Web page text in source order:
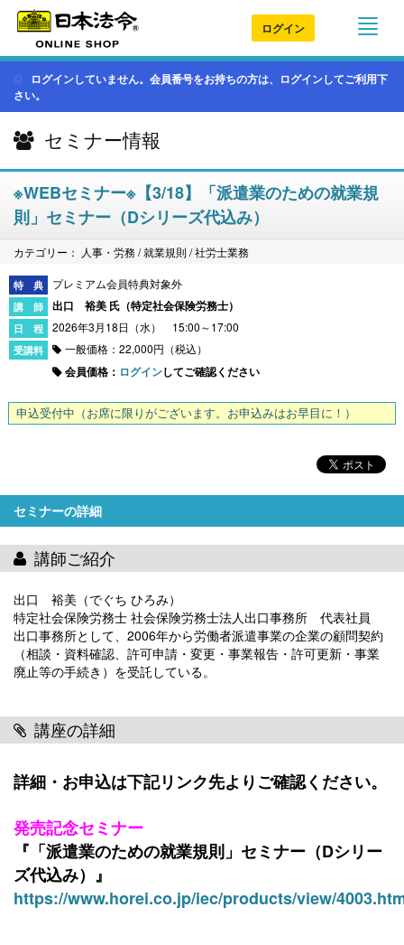
ログイン
ログインしていません。会員番号をお持ちの方は、ログインしてご利用下
さい。
セミナー情報
※WEBセミナー※【3/18】「派遣業のための就業規
則」セミナー（Dシリーズ代込み）
カテゴリー： 人事・労務 / 就業規則 / 社労士業務
プレミアム会員特典対象外
出口 裕美 氏（特定社会保険労務士）
2026年3月18日（水） 15:00～17:00
一般価格：22,000円（税込）
会員価格： ログインしてご確認ください
申込受付中 （お席に限りがございます。お申込みはお早目に！）
セミナーの詳細
講師ご紹介
出口 裕美（でぐち ひろみ）
特定社会保険労務士 社会保険労務士法人出口事務所 代表社員
出口事務所として、2006年から労働者派遣事業の企業の顧問契約
（相談・資料確認、許可申請・変更・事業報告・許可更新・事業
廃止等の手続き）を受託している。
講座の詳細
詳細・お申込は下記リンク先よりご確認ください。
発売記念セミナー
『「派遣業のための就業規則」セミナー（Dシリー
ズ代込み）』
https://www.horei.co.jp/iec/products/view/